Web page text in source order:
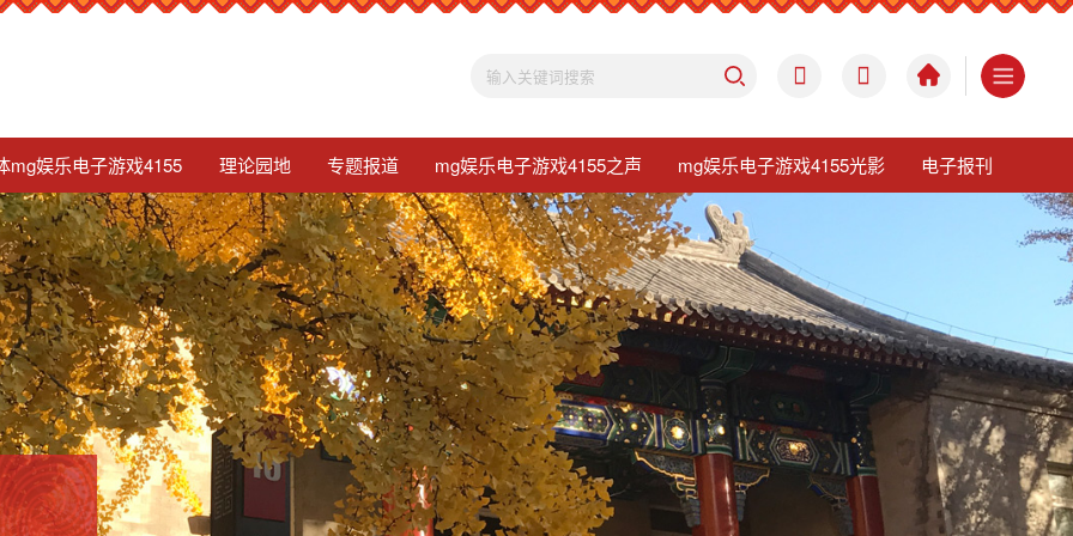
mg娱乐电子游戏4155 理论园地 专题报道 mg娱乐电子游戏4155之声 mg娱乐电子游戏4155光影 电子报刊